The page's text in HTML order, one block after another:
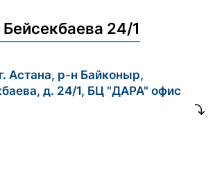
Бейсекбаева 24/1
Астана, р-н Байконыр,
д. 24/1, БЦ "ДАРА" офис